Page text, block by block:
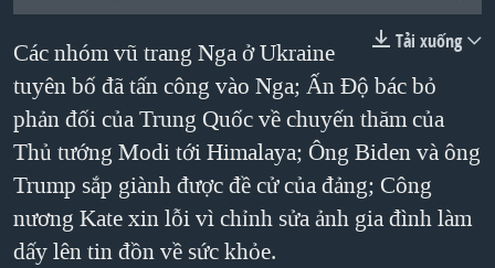
SỨC KHOẺ
VĂN HOÁ
THỂ THAO
GIÁO DỤC
TRỊNH VĨNH BÌNH - NGƯỜI HẠ 'BÊN THẮNG CUỘC'
GROUND ZERO – XƯA VÀ NAY
CHI PHÍ CHIẾN TRANH AFGHANISTAN
CÁC GIÁ TRỊ CỘNG HÒA Ở VIỆT NAM
THƯỢNG ĐỈNH TRUMP-KIM TẠI VIỆT NAM
Ngôn ngữ khác
Tải xuống
Các nhóm vũ trang Nga ở Ukraine
tuyên bố đã tấn công vào Nga; Ấn Độ bác bỏ
phản đối của Trung Quốc về chuyến thăm của
Thủ tướng Modi tới Himalaya; Ông Biden và ông
Trump sắp giành được đề cử của đảng; Công
nương Kate xin lỗi vì chỉnh sửa ảnh gia đình làm
dấy lên tin đồn về sức khỏe.